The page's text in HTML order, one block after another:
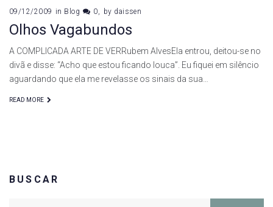
09/12/2009 in Blog 0 by daissen
Olhos Vagabundos
A COMPLICADA ARTE DE VERRubem AlvesEla entrou, deitou-se no
divã e disse: “Acho que estou ficando louca”. Eu fiquei em silêncio
aguardando que ela me revelasse os sinais da sua…
READ MORE
BUSCAR